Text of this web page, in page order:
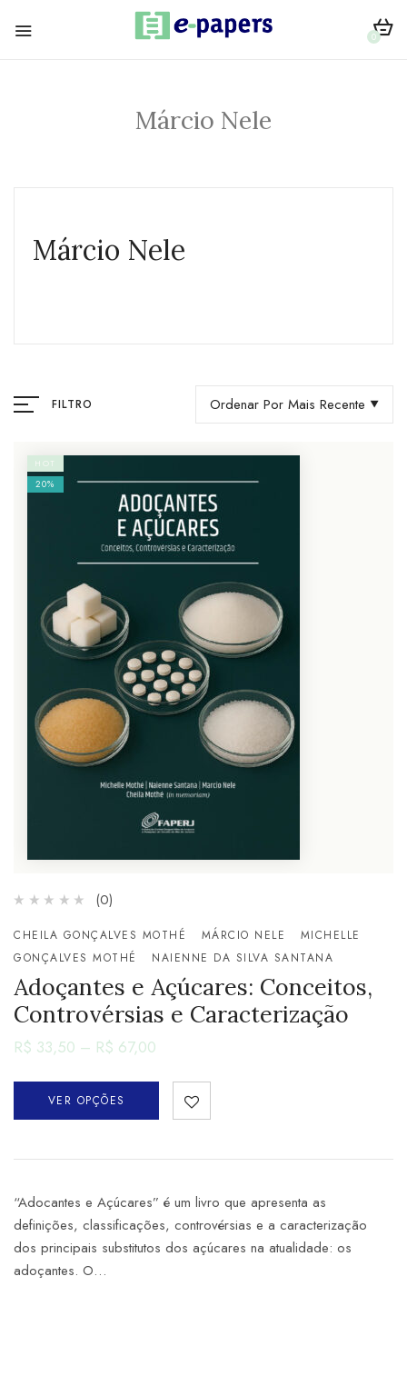
0
Márcio Nele
Márcio Nele
FILTRO Ordenar Por Mais Recente
HOT
20%
(0)
CHEILA GONÇALVES MOTHÉ MÁRCIO NELE
MICHELLE
GONÇALVES MOTHÉ
NAIENNE DA SILVA SANTANA
Adoçantes e Açúcares: Conceitos,
Controvérsias e Caracterização
R$ 33,50 – R$ 67,00
VER OPÇÕES
“Adocantes e Açúcares” é um livro que apresenta as
definições, classificações, controvérsias e a caracterização
dos principais substitutos dos açúcares na atualidade: os
adoçantes. O…